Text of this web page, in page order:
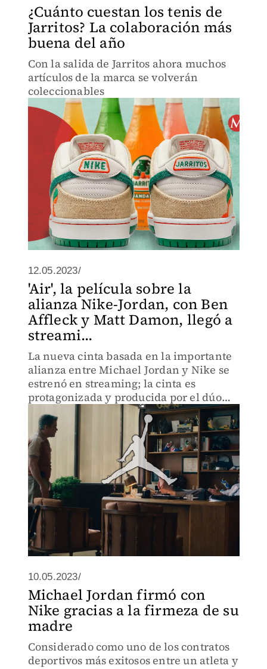
¿Cuánto cuestan los tenis de
Jarritos? La colaboración más
buena del año
Con la salida de Jarritos ahora muchos
artículos de la marca se volverán
coleccionables
12.05.2023/
'Air', la película sobre la
alianza Nike-Jordan, con Ben
Affleck y Matt Damon, llegó a
streami...
La nueva cinta basada en la importante
alianza entre Michael Jordan y Nike se
estrenó en streaming; la cinta es
protagonizada y producida por el dúo
ganador del Oscar Ben Aflleck Matt
Damon
10.05.2023/
Michael Jordan firmó con
Nike gracias a la firmeza de su
madre
Considerado como uno de los contratos
deportivos más exitosos entre un atleta y